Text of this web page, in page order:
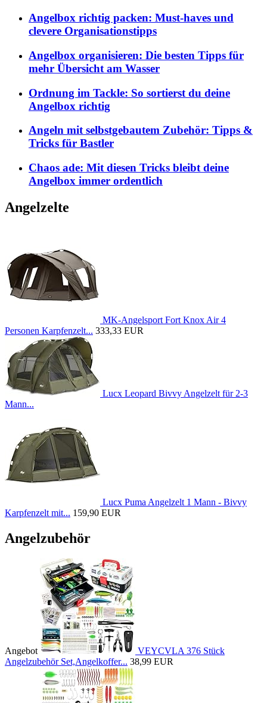
Angelbox richtig packen: Must-haves und
clevere Organisationstipps
Angelbox organisieren: Die besten Tipps für
mehr Übersicht am Wasser
Ordnung im Tackle: So sortierst du deine
Angelbox richtig
Angeln mit selbstgebautem Zubehör: Tipps &
Tricks für Bastler
Chaos ade: Mit diesen Tricks bleibt deine
Angelbox immer ordentlich
Angelzelte
MK-Angelsport Fort Knox Air 4
Personen Karpfenzelt... 333,33 EUR
Lucx Leopard Bivvy Angelzelt für 2-3
Mann...
Lucx Puma Angelzelt 1 Mann - Bivvy
Karpfenzelt mit... 159,90 EUR
Angelzubehör
Angebot
VEYCVLA 376 Stück
Angelzubehör Set,Angelkoffer... 38,99 EUR